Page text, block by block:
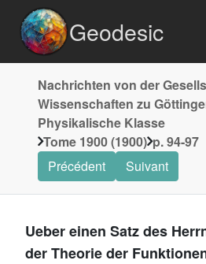
Geodesic
Nachrichten von der
Wissenschaften zu
Physikalische Klasse
Tome 1900 (1900) p. 94-97
Précédent
Suivant
Ueber einen Satz des
der Theorie der